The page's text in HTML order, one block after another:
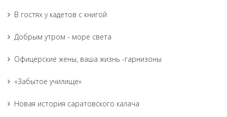
В гостях у кадетов с книгой
Добрым утром - море света
Офицерские жены, ваша жизнь -гарнизоны
«Забытое училище»
Новая история саратовского калача